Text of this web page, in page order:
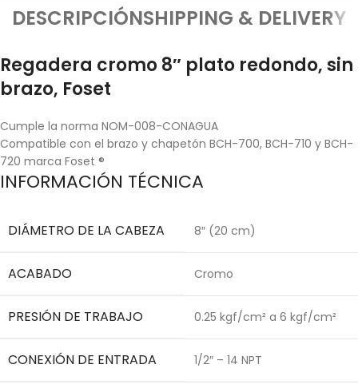
DESCRIPCIÓNSHIPPING & DELIVERY
Regadera cromo 8″ plato redondo, sin
brazo, Foset
Cumple la norma NOM-008-CONAGUA
Compatible con el brazo y chapetón BCH-700, BCH-710 y BCH-
720 marca Foset ®
INFORMACIÓN TÉCNICA
DIÁMETRO DE LA CABEZA 8″ (20 cm)
ACABADO Cromo
PRESIÓN DE TRABAJO 0.25 kgf/cm² a 6 kgf/cm²
CONEXIÓN DE ENTRADA 1/2″ – 14 NPT